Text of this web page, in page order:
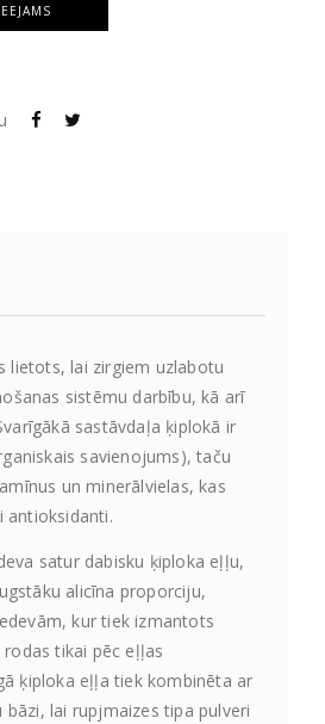
lietots, lai zirgiem uzlabotu
sistēmu darbību, kā arī
sastāvdaļa ķiplokā ir
savienojums), taču
un minerālvielas, kas
antioksidanti.
satur dabisku ķiploka eļļu,
alicīna proporciju,
kur tiek izmantots
tikai pēc eļļas
ķiploka eļļa tiek kombinēta ar
lai rupjmaizes tipa pulveri